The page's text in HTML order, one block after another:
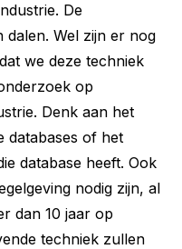
De
dalen. Wel zijn er nog
we deze techniek
op
Denk aan het
databases of het
database heeft. Ook
nodig zijn, al
dan 10 jaar op
techniek zullen